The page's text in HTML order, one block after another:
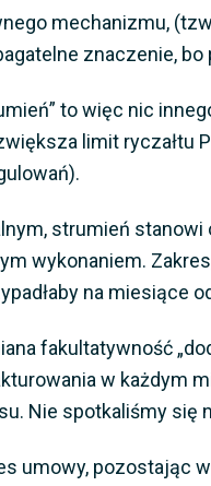
mechanizmu,
znaczenie,
to więc nic
limit ryczałtu
strumień stanowi
wykonaniem.
na miesiące
fakultatywność
w każdym
Nie spotkaliśmy
umowy, pozostając